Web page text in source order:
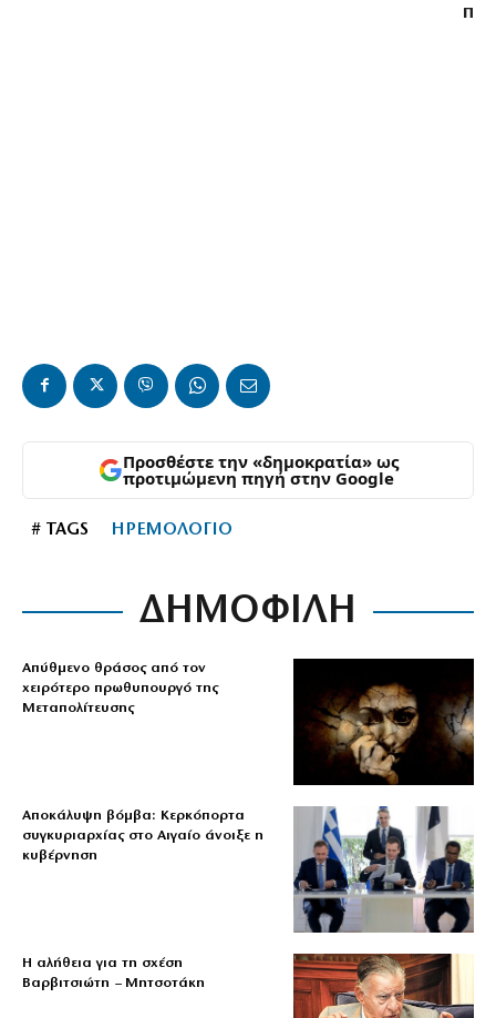
π
Προσθέστε την «δημοκρατία» ως
προτιμώμενη πηγή στην Google
# TAGS ΗΡΕΜΟΛΟΓΙΟ
ΔΗΜΟΦΙΛΗ
Απύθμενο θράσος από τον
χειρότερο πρωθυπουργό της
Μεταπολίτευσης
Αποκάλυψη βόμβα: Κερκόπορτα
συγκυριαρχίας στο Αιγαίο άνοιξε η
κυβέρνηση
Η αλήθεια για τη σχέση
Βαρβιτσιώτη – Μητσοτάκη